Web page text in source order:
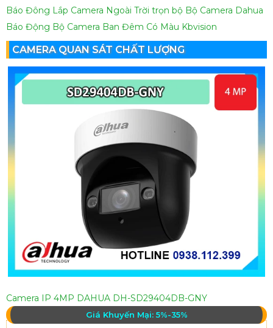
Báo Đông Lắp Camera Ngoài Trời trọn bộ Bộ Camera Dahua
Báo Động Bộ Camera Ban Đêm Có Màu Kbvision
CAMERA QUAN SÁT CHẤT LƯỢNG
Camera IP 4MP DAHUA DH-SD29404DB-GNY
Giá Khuyến Mại: 5%-35%